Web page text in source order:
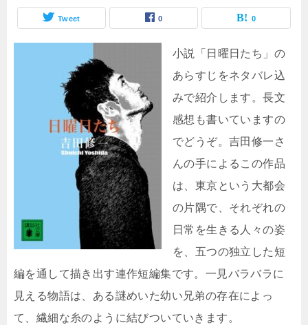
Tweet 0 0
小説「日曜日たち」の
あらすじをネタバレ込
みで紹介します。長文
感想も書いていますの
でどうぞ。吉田修一さ
んの手によるこの作品
は、東京という大都会
の片隅で、それぞれの
日常を生きる人々の姿
を、五つの独立した短
編を通して描き出す連作短編集です。一見バラバラに
見える物語は、ある謎めいた幼い兄弟の存在によっ
て、繊細な糸のように結びついていきます。